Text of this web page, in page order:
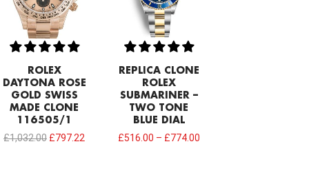
ROLEX
DAYTONA ROSE
GOLD SWISS
MADE CLONE
116505/1
£1,032.00 £797.22
REPLICA CLONE
ROLEX
SUBMARINER –
TWO TONE
BLUE DIAL
£516.00 – £774.00